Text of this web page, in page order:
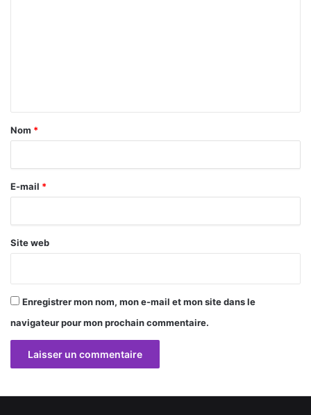
a
r
e
Nom *
E-mail *
Site web
Enregistrer mon nom, mon e-mail et mon site dans le
navigateur pour mon prochain commentaire.